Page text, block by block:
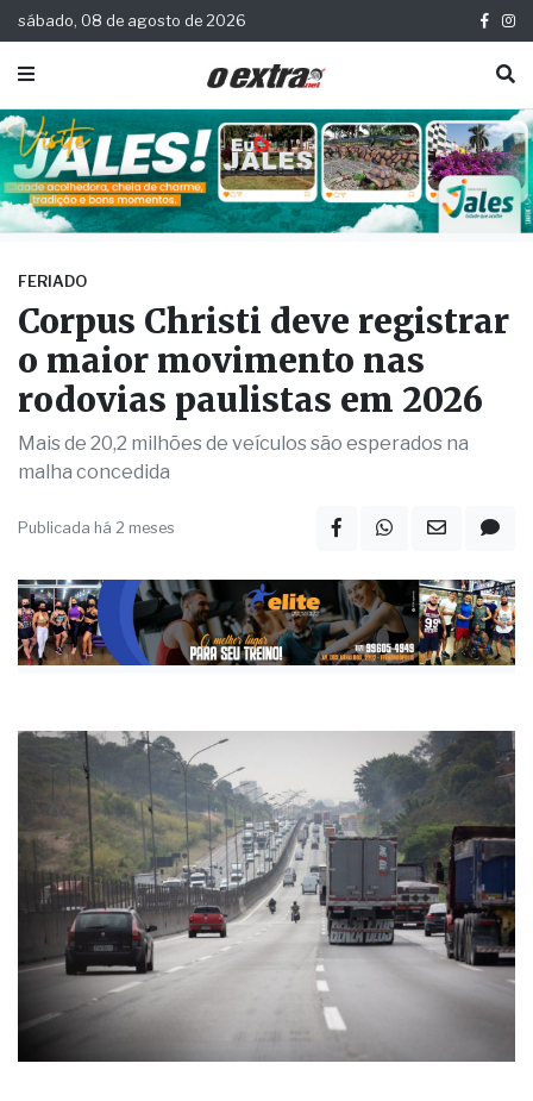
sábado, 08 de agosto de 2026
FERIADO
Corpus Christi deve registrar
o maior movimento nas
rodovias paulistas em 2026
Mais de 20,2 milhões de veículos são esperados na
malha concedida
Publicada há 2 meses